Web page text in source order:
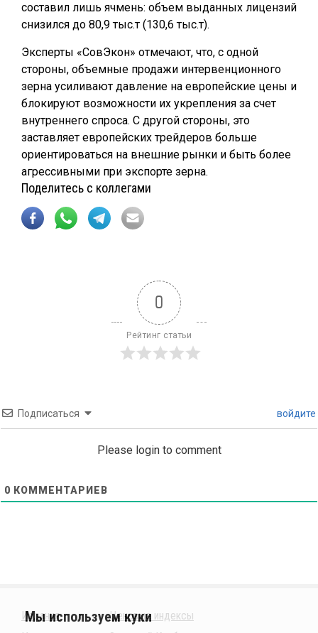
составил лишь ячмень: объем выданных лицензий
снизился до 80,9 тыс.т (130,6 тыс.т).
Эксперты «СовЭкон» отмечают, что, с одной
стороны, объемные продажи интервенционного
зерна усиливают давление на европейские цены и
блокируют возможности их укрепления за счет
внутреннего спроса. С другой стороны, это
заставляет европейских трейдеров больше
ориентироваться на внешние рынки и быть более
агрессивными при экспорте зерна.
Поделитесь с коллегами
0
Рейтинг статьи
Подписаться войдите
Please login to comment
0 КОММЕНТАРИЕВ
Издания
Ценовые индексы